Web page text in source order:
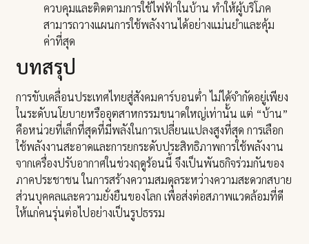
ควบคุมและติดตามการใช้ไฟฟ้าในบ้าน ทำให้ผู้บริโภค
สามารถวางแผนการใช้พลังงานได้อย่างแม่นยำและคุ้ม
ค่าที่สุด
บทสรุป
การขับเคลื่อนประเทศไทยสู่สังคมคาร์บอนต่ำ ไม่ได้จำกัดอยู่เพียง
ในระดับนโยบายหรืออุตสาหกรรมขนาดใหญ่เท่านั้น แต่ “บ้าน”
คือหน่วยที่เล็กที่สุดที่มีพลังในการเปลี่ยนแปลงสูงที่สุด การเลือก
ใช้พลังงานสะอาดและการยกระดับประสิทธิภาพการใช้พลังงาน
จากเครื่องปรับอากาศในช่วงฤดูร้อนนี้ จึงเป็นพันธกิจร่วมกันของ
ภาคประชาชน ในการสร้างความสมดุลระหว่างความสะดวกสบาย
ส่วนบุคคลและความยั่งยืนของโลก เพื่อส่งต่อสภาพแวดล้อมที่ดี
ให้แก่คนรุ่นต่อไปอย่างเป็นรูปธรรม